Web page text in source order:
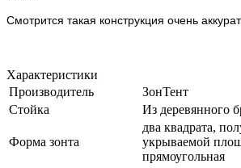
Смотрится такая конструкция очень
Характеристики
Производитель
ЗонТент
Стойка
Из деревянного
Форма зонта
два квадрата,
укрываемой
прямоугольная